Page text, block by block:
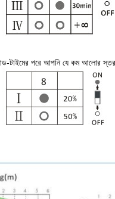
টাইমের পরে আপনি যে কম আলোর